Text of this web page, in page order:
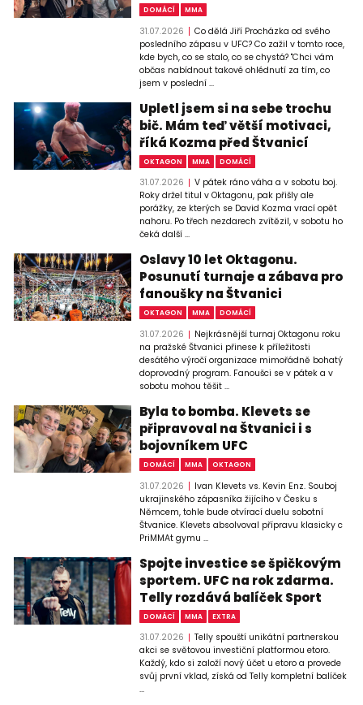
DOMÁCÍ MMA
31.07.2026
Co dělá Jiří Procházka od svého
posledního zápasu v UFC? Co zažil v tomto roce,
kde bych, co se stalo, co se chystá? "Chci vám
občas nabídnout takové ohlédnutí za tím, co
jsem v poslední ...
Upletl jsem si na sebe trochu
bič. Mám teď větší motivaci,
říká Kozma před Štvanicí
OKTAGON MMA DOMÁCÍ
31.07.2026
V pátek ráno váha a v sobotu boj.
Roky držel titul v Oktagonu, pak přišly ale
porážky, ze kterých se David Kozma vrací opět
nahoru. Po třech nezdarech zvítězil, v sobotu ho
čeká další ...
Oslavy 10 let Oktagonu.
Posunutí turnaje a zábava pro
fanoušky na Štvanici
OKTAGON MMA DOMÁCÍ
31.07.2026
Nejkrásnější turnaj Oktagonu roku
na pražské Štvanici přinese k příležitosti
desátého výročí organizace mimořádně bohatý
doprovodný program. Fanoušci se v pátek a v
sobotu mohou těšit ...
Byla to bomba. Klevets se
připravoval na Štvanici i s
bojovníkem UFC
DOMÁCÍ MMA OKTAGON
31.07.2026
Ivan Klevets vs. Kevin Enz. Souboj
ukrajinského zápasníka žijícího v Česku s
Němcem, tohle bude otvírací duelu sobotní
Štvanice. Klevets absolvoval přípravu klasicky c
PriMMAt gymu ...
Spojte investice se špičkovým
sportem. UFC na rok zdarma.
Telly rozdává balíček Sport
DOMÁCÍ MMA EXTRA
31.07.2026
Telly spouští unikátní partnerskou
akci se světovou investiční platformou etoro.
Každý, kdo si založí nový účet u etoro a provede
svůj první vklad, získá od Telly kompletní balíček
...